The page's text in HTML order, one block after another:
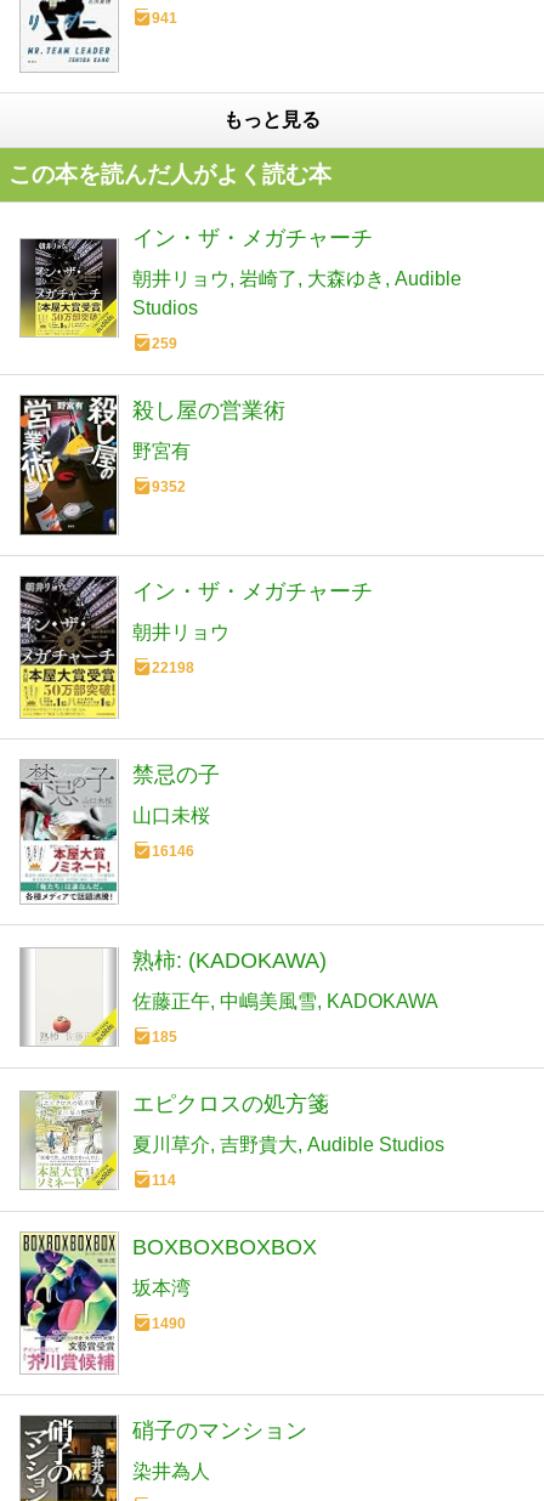
941
もっと見る
この本を読んだ人がよく読む本
イン・ザ・メガチャーチ
朝井リョウ 岩崎了 大森ゆき
Audible
Studios
259
殺し屋の営業術
野宮有
9352
イン・ザ・メガチャーチ
朝井リョウ
22198
禁忌の子
山口未桜
16146
熟柿: (KADOKAWA)
佐藤正午 中嶋美風雪 KADOKAWA
185
エピクロスの処方箋
夏川草介 吉野貴大 Audible Studios
114
BOXBOXBOXBOX
坂本湾
1490
硝子のマンション
染井為人